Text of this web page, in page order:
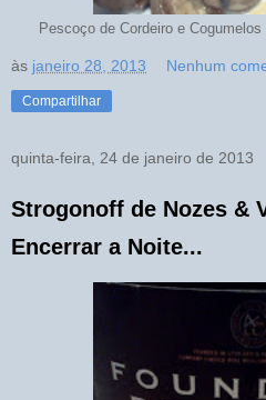
Pescoço de Cordeiro e
às janeiro 28, 2013 Nenhum
Compartilhar
quinta-feira, 24 de janeiro de 2013
Strogonoff de Nozes &
Encerrar a Noite...